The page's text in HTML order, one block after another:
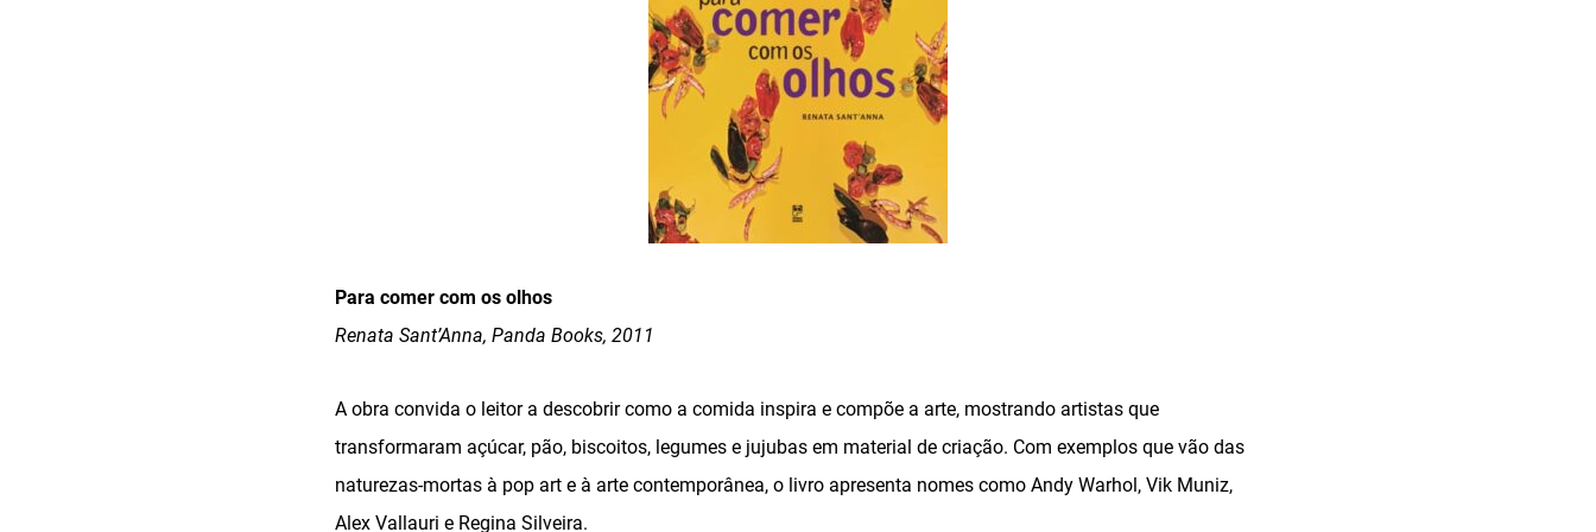
Para comer com os olhos
Renata Sant’Anna, Panda Books, 2011
A obra convida o leitor a descobrir como a comida inspira e compõe a arte, mostrando artistas que
transformaram açúcar, pão, biscoitos, legumes e jujubas em material de criação. Com exemplos que vão das
naturezas-mortas à pop art e à arte contemporânea, o livro apresenta nomes como Andy Warhol, Vik Muniz,
Alex Vallauri e Regina Silveira.